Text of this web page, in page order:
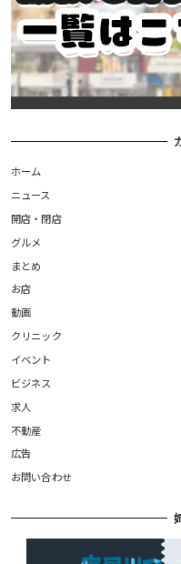
ホーム
ニュース
開店・閉店
グルメ
まとめ
お店
動画
クリニック
イベント
ビジネス
求人
不動産
広告
お問い合わせ